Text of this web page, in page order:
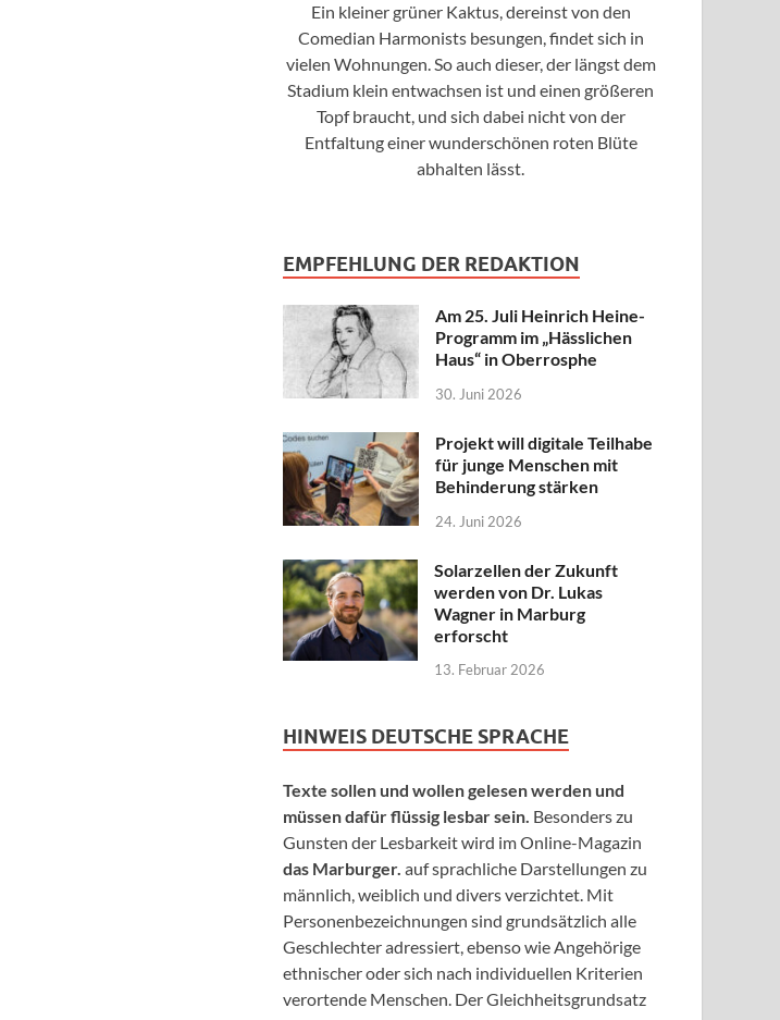
Ein kleiner grüner Kaktus, dereinst von den
Comedian Harmonists besungen, findet sich in
vielen Wohnungen. So auch dieser, der längst dem
Stadium klein entwachsen ist und einen größeren
Topf braucht, und sich dabei nicht von der
Entfaltung einer wunderschönen roten Blüte
abhalten lässt.
EMPFEHLUNG DER REDAKTION
Am 25. Juli Heinrich Heine-
Programm im „Hässlichen
Haus“ in Oberrosphe
30. Juni 2026
Projekt will digitale Teilhabe
für junge Menschen mit
Behinderung stärken
24. Juni 2026
Solarzellen der Zukunft
werden von Dr. Lukas
Wagner in Marburg
erforscht
13. Februar 2026
HINWEIS DEUTSCHE SPRACHE
Texte sollen und wollen gelesen werden und
müssen dafür flüssig lesbar sein. Besonders zu
Gunsten der Lesbarkeit wird im Online-Magazin
das Marburger. auf sprachliche Darstellungen zu
männlich, weiblich und divers verzichtet. Mit
Personenbezeichnungen sind grundsätzlich alle
Geschlechter adressiert, ebenso wie Angehörige
ethnischer oder sich nach individuellen Kriterien
verortende Menschen. Der Gleichheitsgrundsatz